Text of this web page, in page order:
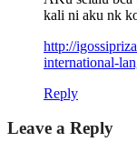
kali ni aku nk
http://
international-
Reply
Leave a Reply